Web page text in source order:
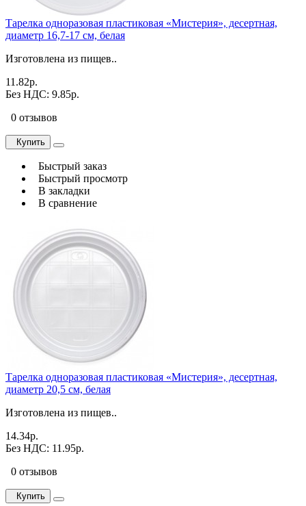
Тарелка одноразовая пластиковая «Мистерия», десертная,
диаметр 16,7-17 см, белая
Изготовлена из пищев..
11.82р.
Без НДС: 9.85р.
0 отзывов
Купить
Быстрый заказ
Быстрый просмотр
В закладки
В сравнение
Тарелка одноразовая пластиковая «Мистерия», десертная,
диаметр 20,5 см, белая
Изготовлена из пищев..
14.34р.
Без НДС: 11.95р.
0 отзывов
Купить